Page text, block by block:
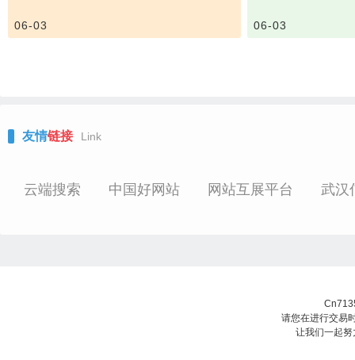
声发射检测：金
标志、腐蚀、融化或分解等。
技术参数：
×1000mm）
06-03
5℃~175℃循环
06-03
友情链接 Link
云端搜索 中国好网站 网站互展平台 武汉
请您在进行交易
让我们一起